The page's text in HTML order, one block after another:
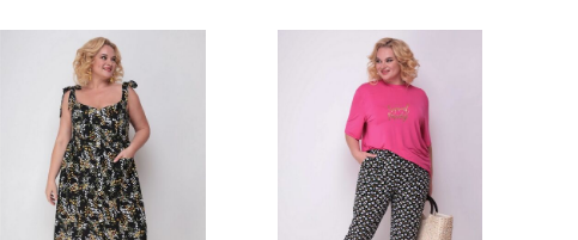
КУПИТЬ КУПИТЬ